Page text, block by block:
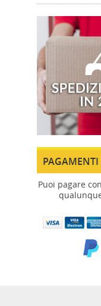
PAGAMENTI
Puoi pagare con
qualunque